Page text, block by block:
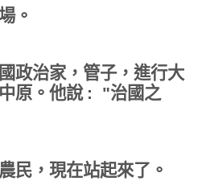
。
政治家，管子，進行大
原。他說 : "治國之
民，現在站起來了。